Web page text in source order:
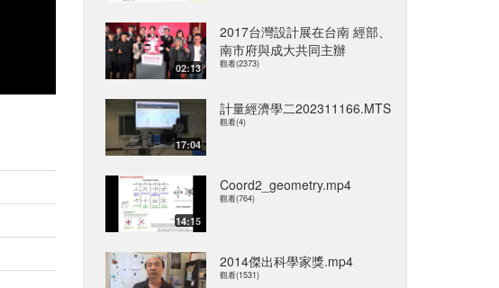
02:13
2017台灣設計展在台南 經部、
南市府與成大共同主辦
觀看(2373)
17:04
計量經濟學二202311166.MTS
觀看(4)
14:15
Coord2_geometry.mp4
觀看(764)
2014傑出科學家獎.mp4
觀看(1531)